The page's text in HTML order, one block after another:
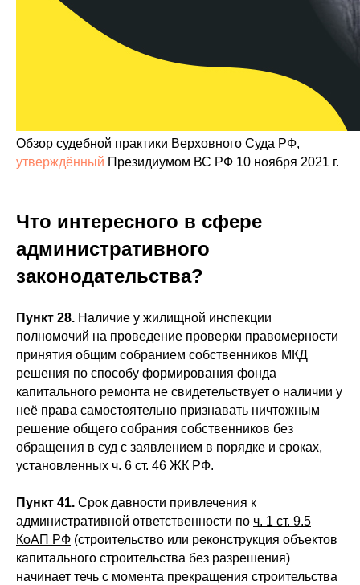
Обзор судебной практики Верховного Суда РФ,
утверждённый Президиумом ВС РФ 10 ноября 2021 г.
Что интересного в сфере
административного
законодательства?
Пункт 28. Наличие у жилищной инспекции
полномочий на проведение проверки правомерности
принятия общим собранием собственников МКД
решения по способу формирования фонда
капитального ремонта не свидетельствует о наличии у
неё права самостоятельно признавать ничтожным
решение общего собрания собственников без
обращения в суд с заявлением в порядке и сроках,
установленных ч. 6 ст. 46 ЖК РФ.
Пункт 41. Срок давности привлечения к
административной ответственности по ч. 1 ст. 9.5
КоАП РФ (строительство или реконструкция объектов
капитального строительства без разрешения)
начинает течь с момента прекращения строительства